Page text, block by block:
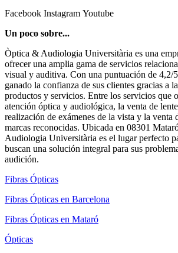
Facebook Instagram Youtube
Un poco sobre...
Òptica & Audiologia Universitària es una
ofrecer una amplia gama de servicios
visual y auditiva. Con una puntuación de 4,2/
ganado la confianza de sus clientes gracias a
productos y servicios. Entre los servicios que
atención óptica y audiológica, la venta de
realización de exámenes de la vista y la venta
marcas reconocidas. Ubicada en 08301
Audiologia Universitària es el lugar perfecto
buscan una solución integral para sus
audición.
Fibras Ópticas
Fibras Ópticas en Barcelona
Fibras Ópticas en Mataró
Ópticas